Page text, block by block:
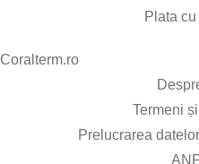
Plata cu
Coralterm.ro​
Termeni
Prelucrarea